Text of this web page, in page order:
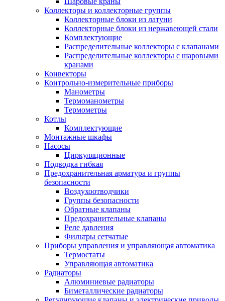
Коллекторы и коллекторные группы
Коллекторные блоки из латуни
Коллекторные блоки из нержавеющей стали
Комплектующие
Распределительные коллекторы с клапанами
Распределительные коллекторы с шаровыми
кранами
Конвекторы
Контрольно-измерительные приборы
Манометры
Термоманометры
Термометры
Котлы
Комплектующие
Монтажные шкафы
Насосы
Циркуляционные
Подводка гибкая
Предохранительная арматура и группы
безопасности
Воздухоотводчики
Группы безопасности
Обратные клапаны
Предохранительные клапаны
Реле давления
Фильтры сетчатые
Приборы управления и управляющая автоматика
Термостаты
Управляющая автоматика
Радиаторы
Алюминиевые радиаторы
Биметаллические радиаторы